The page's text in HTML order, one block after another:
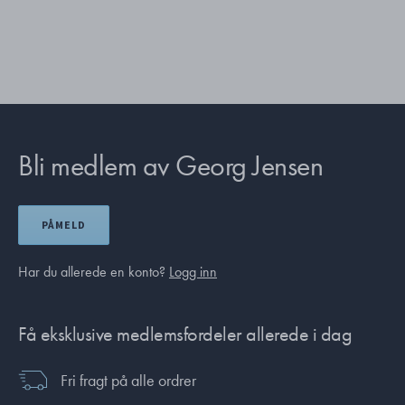
Bli medlem av Georg Jensen
PÅMELD
Har du allerede en konto? Logg inn
Få eksklusive medlemsfordeler allerede i dag
Fri fragt på alle ordrer